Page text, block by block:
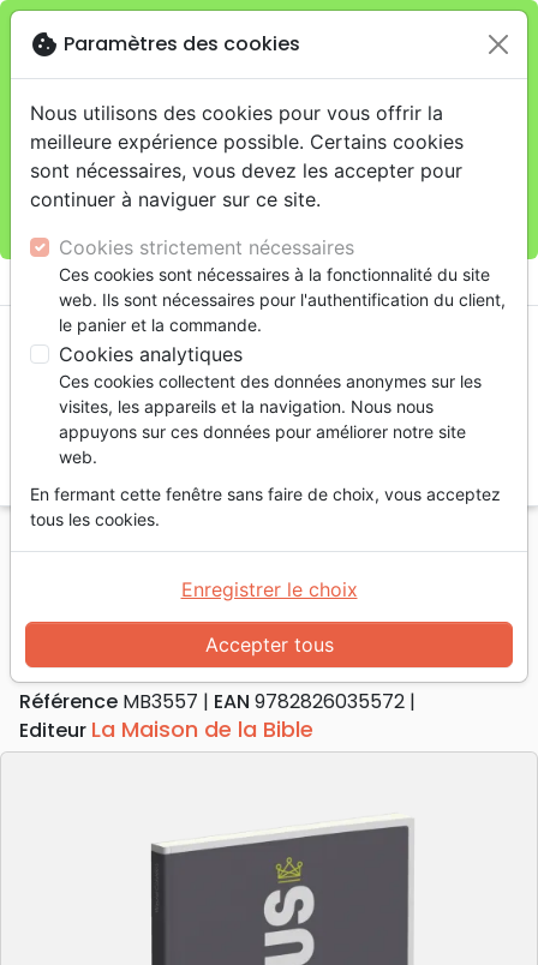
Je veux retirer ma commande au 4, rue Audubon
(Gare de Lyon), Parisclose
warningCette boutique en ligne est limitée au retrait en
magasin.
Pour les livraisons à domicile, veuillez passer vos
commandes sur la boutique La Maison de la Bible
shopping_cart
Accueil Livres Edification
Croissance spirituelle
Jésus, tout simplement
Jésus, tout simplement
Auteur :Wayne Cordeiro
Référence MB3557 EAN 9782826035572
Editeur La Maison de la Bible
cookie Paramètres des cookies
Nous utilisons des cookies pour vous offrir la
meilleure expérience possible. Certains cookies
sont nécessaires, vous devez les accepter pour
continuer à naviguer sur ce site.
Cookies strictement nécessaires
Ces cookies sont nécessaires à la fonctionnalité du site
web. Ils sont nécessaires pour l'authentification du client,
le panier et la commande.
Cookies analytiques
Ces cookies collectent des données anonymes sur les
visites, les appareils et la navigation. Nous nous
appuyons sur ces données pour améliorer notre site
web.
En fermant cette fenêtre sans faire de choix, vous acceptez
tous les cookies.
Accepter tous
Enregistrer le choix